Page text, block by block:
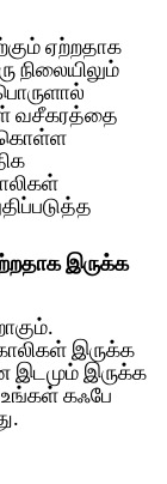
ஏற்றதாக
நிலையிலும்
வசீகரத்தை
இருக்க
இருக்க
இடமும் இருக்க
கஃபே